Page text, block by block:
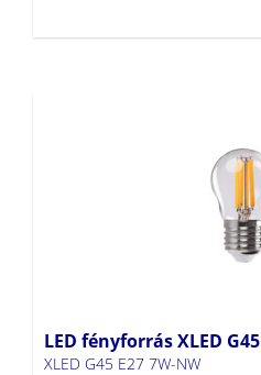
LED fényforrás XLED G45
XLED G45 E27 7W-NW